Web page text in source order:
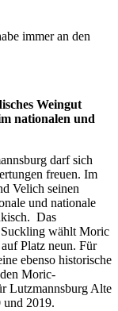
immer an den
Weingut
nationalen und
darf sich
freuen. Im
Velich seinen
und nationale
Das
Suckling wählt Moric
Platz neun. Für
ebenso historische
Moric-
Lutzmannsburg Alte
und 2019.